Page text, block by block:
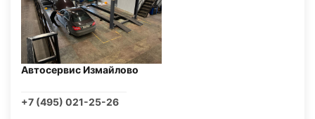
Автосервис Измайлово
+7 (495) 021-25-26